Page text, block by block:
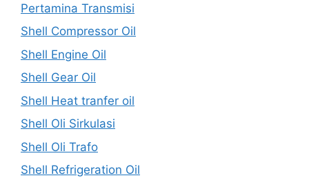
Pertamina Transmisi
Shell Compressor Oil
Shell Engine Oil
Shell Gear Oil
Shell Heat tranfer oil
Shell Oli Sirkulasi
Shell Oli Trafo
Shell Refrigeration Oil